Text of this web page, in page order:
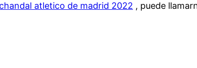
chandal atletico de madrid 2022 , puede